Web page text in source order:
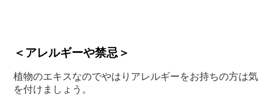
＜アレルギーや禁忌＞
植物のエキスなのでやはりアレルギーをお持ちの方は気
を付けましょう。